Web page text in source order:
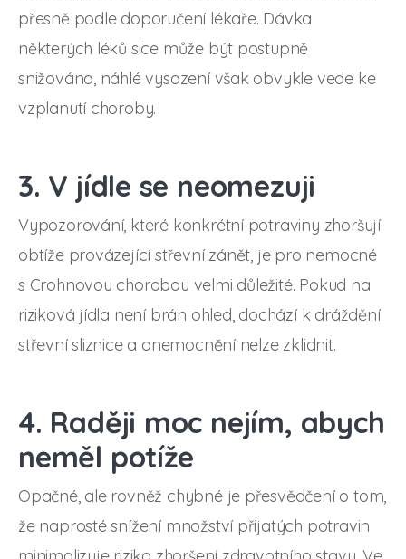
přesně podle doporučení lékaře. Dávka
některých léků sice může být postupně
snižována, náhlé vysazení však obvykle vede ke
vzplanutí choroby.
3. V jídle se neomezuji
Vypozorování, které konkrétní potraviny zhoršují
obtíže provázející střevní zánět, je pro nemocné
s Crohnovou chorobou velmi důležité. Pokud na
riziková jídla není brán ohled, dochází k dráždění
střevní sliznice a onemocnění nelze zklidnit.
4. Raději moc nejím, abych
neměl potíže
Opačné, ale rovněž chybné je přesvědčení o tom,
že naprosté snížení množství přijatých potravin